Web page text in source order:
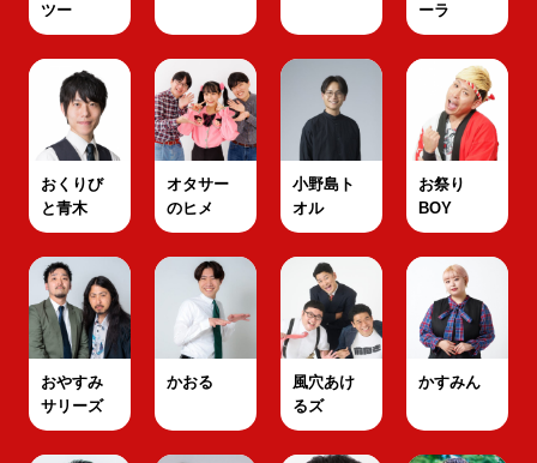
ツー
ーラ
おくりび
と青木
オタサー
のヒメ
小野島ト
オル
お祭り
BOY
おやすみ
サリーズ
かおる
風穴あけ
るズ
かすみん